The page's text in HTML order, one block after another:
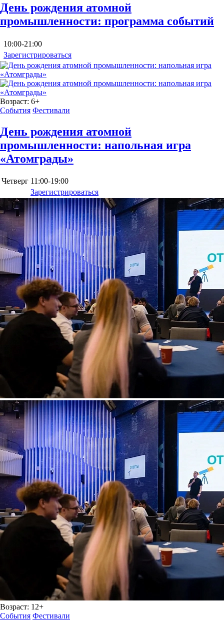
День рождения атомной
промышленности: программа событий
10:00-21:00
Зарегистрироваться
Возраст: 6+
События Фестивали
День рождения атомной
промышленности: напольная игра
«Атомграды»
Четверг 11:00-19:00
Зарегистрироваться
Возраст: 12+
События Фестивали